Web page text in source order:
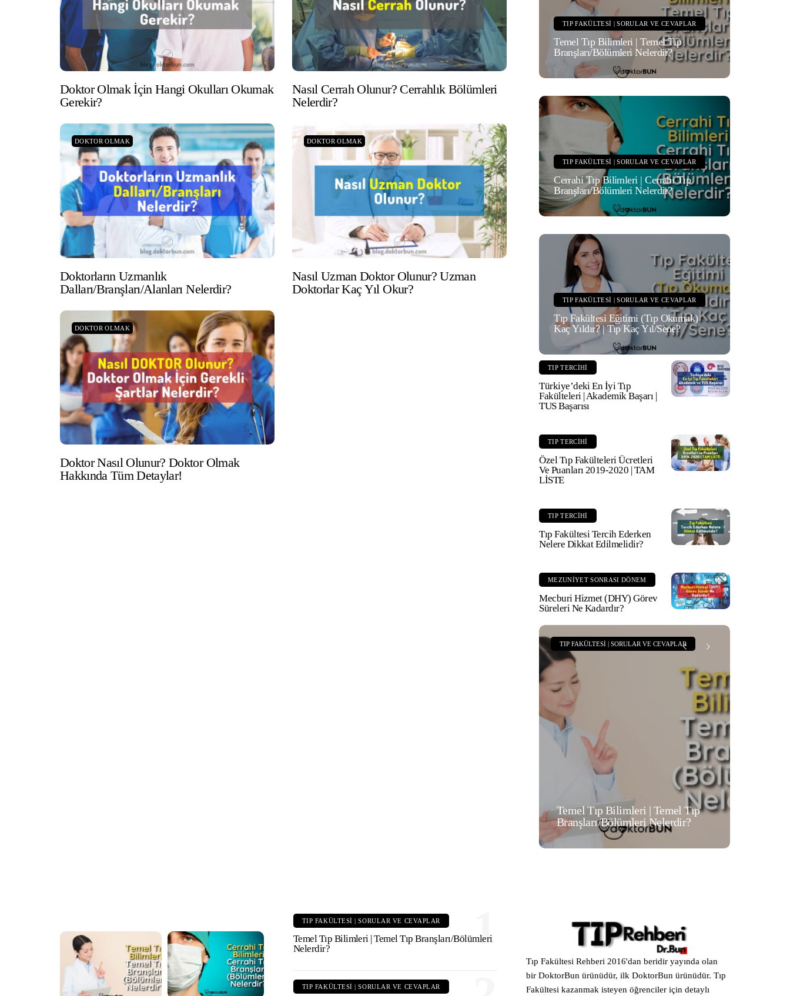
Doktor Olmak İçin Hangi Okulları Okumak
Gerekir?
Nasıl Cerrah Olunur? Cerrahlık Bölümleri
Nelerdir?
DOKTOR OLMAK
Doktorların Uzmanlık
Dalları/Branşları/Alanları Nelerdir?
DOKTOR OLMAK
Nasıl Uzman Doktor Olunur? Uzman
Doktorlar Kaç Yıl Okur?
DOKTOR OLMAK
Doktor Nasıl Olunur? Doktor Olmak
Hakkında Tüm Detaylar!
TIP FAKÜLTESI | SORULAR VE CEVAPLAR
Temel Tıp Bilimleri | Temel Tıp
Branşları/Bölümleri Nelerdir?
TIP FAKÜLTESI | SORULAR VE CEVAPLAR
Cerrahi Tıp Bilimleri | Cerrahi Tıp
Branşları/Bölümleri Nelerdir?
TIP FAKÜLTESI | SORULAR VE CEVAPLAR
Tıp Fakültesi Eğitimi (Tıp Okumak)
Kaç Yıldır? | Tıp Kaç Yıl/Sene?
TIP TERCIHI
Türkiye’deki En İyi Tıp
Fakülteleri | Akademik Başarı |
TUS Başarısı
TIP TERCIHI
Özel Tıp Fakülteleri Ücretleri
Ve Puanları 2019-2020 | TAM
LİSTE
TIP TERCIHI
Tıp Fakültesi Tercih Ederken
Nelere Dikkat Edilmelidir?
MEZUNIYET SONRASI DÖNEM
Mecburi Hizmet (DHY) Görev
Süreleri Ne Kadardır?
TIP FAKÜLTESI | SORULAR VE CEVAPLAR
Temel Tıp Bilimleri | Temel Tıp
Branşları/Bölümleri Nelerdir?
1
TIP FAKÜLTESI | SORULAR VE CEVAPLAR
Temel Tıp Bilimleri | Temel Tıp Branşları/Bölümleri
Nelerdir?
TIP FAKÜLTESI | SORULAR VE CEVAPLAR
Tıp Fakültesi Rehberi 2016'dan beridir yayında olan
bir DoktorBun ürünüdür, ilk DoktorBun ürünüdür. Tıp
Fakültesi kazanmak isteyen öğrenciler için detaylı